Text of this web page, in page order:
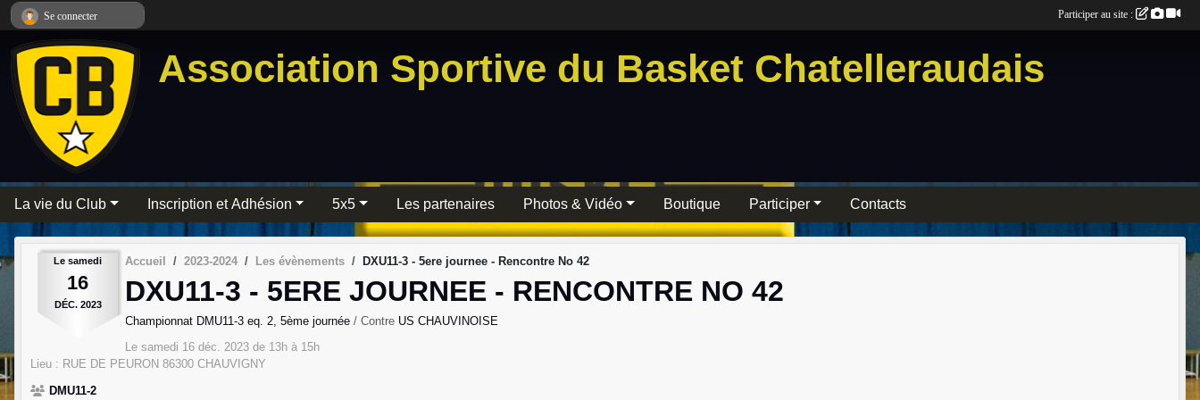
Association Sportive du Basket Chatelleraudais
La vie du Club Inscription et Adhésion 5x5 Les partenaires Photos & Vidéo Boutique Participer Contacts
Le samedi
16
DÉC. 2023
Accueil 2023-2024 Les évènements DXU11-3 - 5ere journee - Rencontre No 42
DXU11-3 - 5ERE JOURNEE - RENCONTRE NO 42
Championnat DMU11-3 eq. 2, 5ème journée / Contre US CHAUVINOISE
Le samedi 16 déc. 2023 de 13h à 15h
Lieu : RUE DE PEURON 86300 CHAUVIGNY
DMU11-2
Se connecter Participer au site :
Panneau de gestion des cookies